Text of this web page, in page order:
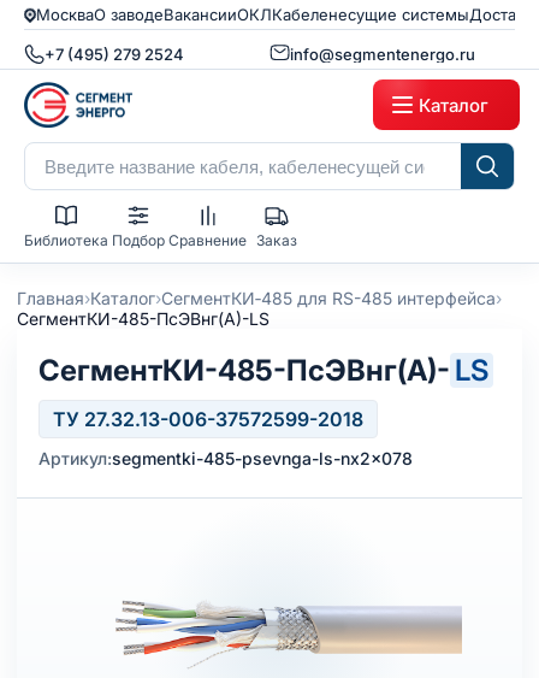
МоскваО заводеВакансииОКЛКабеленесущие системы
+7 (495) 279 2524 info@segmentenergo.ru
Каталог
Библиотека Подбор Сравнение Заказ
Главная›Каталог›СегментКИ‑485 для RS-485 интерфейса›
СегментКИ-485-ПсЭВнг(А)-LS
СегментКИ-485-ПсЭВнг(А)- LS
ТУ 27.32.13-006-37572599-2018
Артикул:segmentki-485-psevnga-ls-nx2x078